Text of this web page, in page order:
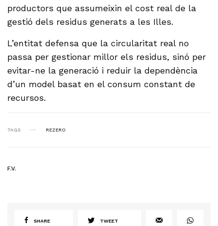
productors que assumeixin el cost real de la
gestió dels residus generats a les Illes.
L’entitat defensa que la circularitat real no
passa per gestionar millor els residus, sinó per
evitar-ne la generació i reduir la dependència
d’un model basat en el consum constant de
recursos.
TAGS REZERO
F.V.
SHARE TWEET